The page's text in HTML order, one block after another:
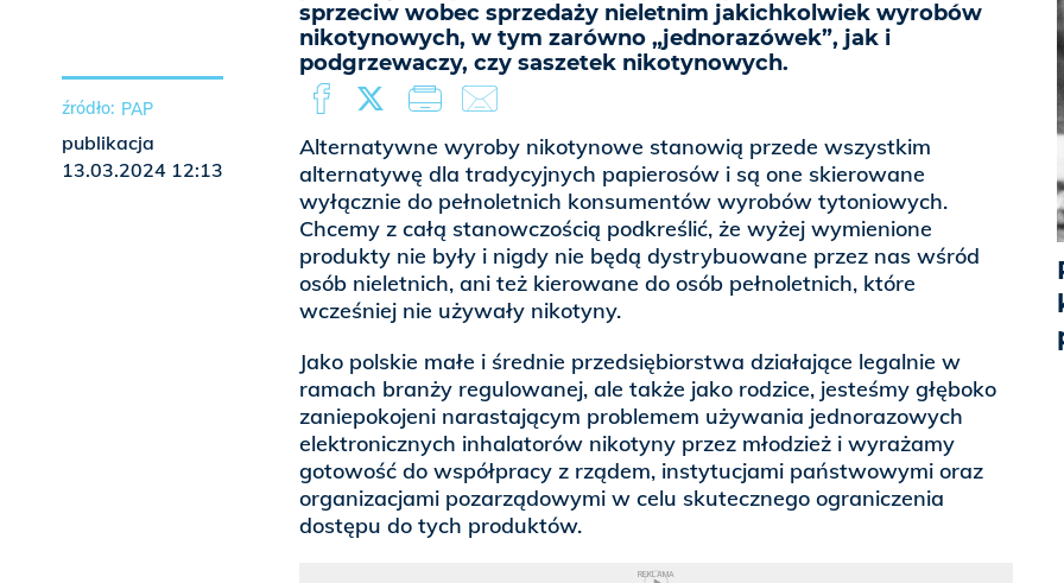
sprzeciw wobec sprzedaży nieletnim jakichkolwiek wyrobów
nikotynowych, w tym zarówno „jednorazówek”, jak i
podgrzewaczy, czy saszetek nikotynowych.
Alternatywne wyroby nikotynowe stanowią przede wszystkim
alternatywę dla tradycyjnych papierosów i są one skierowane
wyłącznie do pełnoletnich konsumentów wyrobów tytoniowych.
Chcemy z całą stanowczością podkreślić, że wyżej wymienione
produkty nie były i nigdy nie będą dystrybuowane przez nas wśród
osób nieletnich, ani też kierowane do osób pełnoletnich, które
wcześniej nie używały nikotyny.
Jako polskie małe i średnie przedsiębiorstwa działające legalnie w
ramach branży regulowanej, ale także jako rodzice, jesteśmy głęboko
zaniepokojeni narastającym problemem używania jednorazowych
elektronicznych inhalatorów nikotyny przez młodzież i wyrażamy
gotowość do współpracy z rządem, instytucjami państwowymi oraz
organizacjami pozarządowymi w celu skutecznego ograniczenia
dostępu do tych produktów.
REKLAMA
PAP
publikacja
13.03.2024 12:13